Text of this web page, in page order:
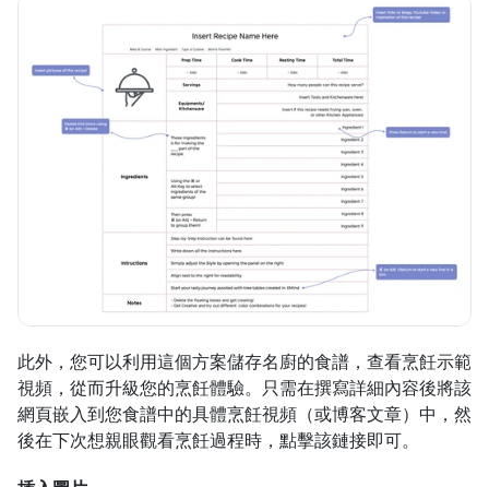
此外，您可以利用這個方案儲存名廚的食譜，查看烹飪示範
視頻，從而升級您的烹飪體驗。只需在撰寫詳細內容後將該
網頁嵌入到您食譜中的具體烹飪視頻（或博客文章）中，然
後在下次想親眼觀看烹飪過程時，點擊該鏈接即可。